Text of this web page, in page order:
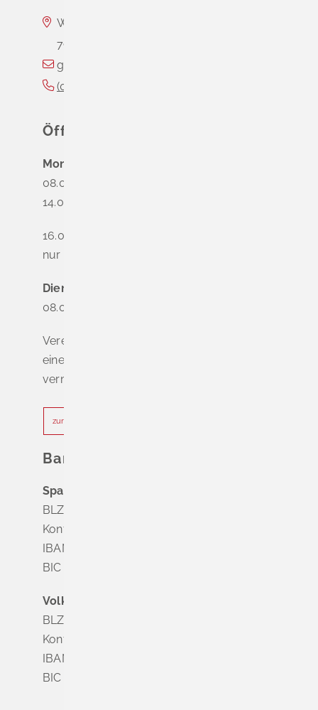
Wasserschloss Entenstein
79418
gemeinde@schliengen.de
(0
Öffnungszeiten
Montag
08.00 - 12.00 Uhr
14.00 - 16.00 Uhr
16.00 - 18.00 Uhr
nur nach Terminvereinbarung
Dienstag - Freitag
08.00 - 12.00 Uhr
Vereinbaren Sie online oder telefonisch
einen Termin, um Wartezeiten zu
vermeiden.
zur Terminvereinbarung
Bankverbindung
Sparkasse Markgräflerland Müllheim
BLZ 683 518 65
Konto Nr. 8 028 524
IBAN DE63 6835 1865 0008 0285 24
BIC SOLADES1MGL
Volksbank Dreiländereck
BLZ 683 900 00
Konto Nr. 3 500 004
IBAN DE56 6839 0000 0003 5000 04
BIC VOLODE66